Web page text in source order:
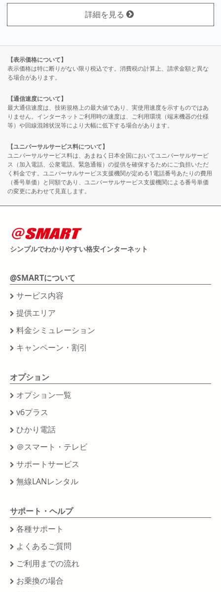
詳細を見る
【表示価格について】
表示価格は特に断りがない限り税込です。消費税の計算上、請求金額と異な
る場合があります。
【通信速度について】
最大通信速度は、技術規格上の最大値であり、実使用速度を示すものではあ
りません。インターネットご利用時の速度は、ご利用環境（端末機器の仕様
等）や回線混雑状況等により大幅に低下する場合があります。
【ユニバーサルサービス料について】
ユニバーサルサービス料は、あまねく日本全国においてユニバーサルサービ
ス（加入電話、公衆電話、緊急通報）の提供を確保するためにご負担いただ
く料金です。ユニバーサルサービス支援機関が定める1電話番号あたりの費用
（番号単価）と同額であり、ユニバーサルサービス支援機関による番号単価
の変更にあわせて見直します。
シンプルでわかりやすい格安インターネット
@SMARTについて
サービス内容
提供エリア
料金シミュレーション
キャンペーン・割引
オプション
オプション一覧
v6プラス
ひかり電話
＠スマート・テレビ
サポートサービス
無線LANレンタル
サポート・ヘルプ
各種サポート
よくあるご質問
ご利用までの流れ
お乗換の場合